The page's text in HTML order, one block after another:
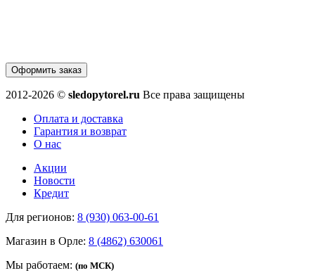
Оформить заказ
2012-2026 © sledopytorel.ru Все права защищены
Оплата и доставка
Гарантия и возврат
О нас
Акции
Новости
Кредит
Для регионов: 8 (930) 063-00-61
Магазин в Орле: 8 (4862) 630061
Мы работаем: (по МСК)